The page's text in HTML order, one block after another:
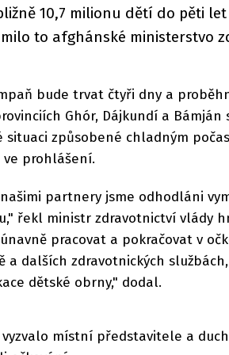
10,7 milionu dětí do pěti
to afghánské ministerstvo
bude trvat čtyři dny a
Ghór, Dájkundí a
situaci způsobené chladným
prohlášení.
partnery jsme odhodláni
řekl ministr zdravotnictví vlády
pracovat a pokračovat v
a dalších zdravotnických
dětské obrny," dodal.
místní představitele a